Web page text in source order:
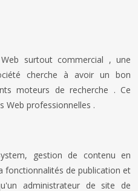
surtout commercial , une
cherche à avoir un bon
moteurs de recherche . Ce
Web professionnelles .
gestion de contenu en
fonctionnalités de publication et
administrateur de site de